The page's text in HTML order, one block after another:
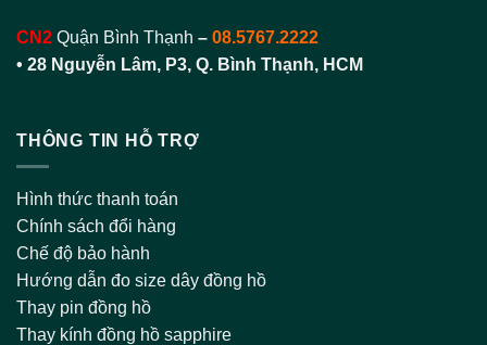
CN2 Quận Bình Thạnh – 08.5767.2222
• 28 Nguyễn Lâm, P3, Q. Bình Thạnh, HCM
THÔNG TIN HỖ TRỢ
Hình thức thanh toán
Chính sách đổi hàng
Chế độ bảo hành
Hướng dẫn đo size dây đồng hồ
Thay pin đồng hồ
Thay kính đồng hồ sapphire